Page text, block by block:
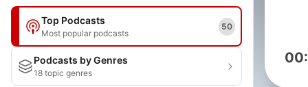
Top Podcasts
Most popular podcasts
50
Podcasts by Genres
18 topic genres